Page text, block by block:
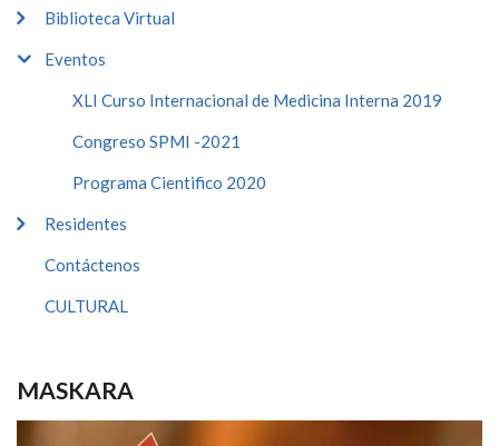
Biblioteca Virtual
Eventos
XLI Curso Internacional de Medicina Interna 2019
Congreso SPMI -2021
Programa Cientifico 2020
Residentes
Contáctenos
CULTURAL
MASKARA